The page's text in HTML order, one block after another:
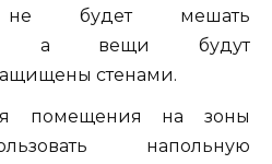
не будет мешать
а вещи будут
стенами.
помещения на зоны
напольную